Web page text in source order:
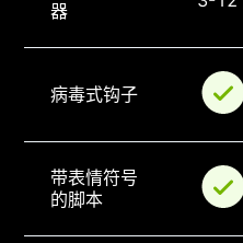
器
病毒式钩子
带表情符号
的脚本